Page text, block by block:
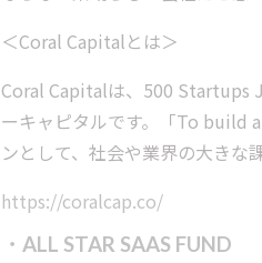
＜Coral Capitalとは＞
Coral Capitalは、500 Startups
ーキャピタルです。「To build
ンとして、社会や業界の大きな
https://coralcap.co/
・ALL STAR SAAS FUND